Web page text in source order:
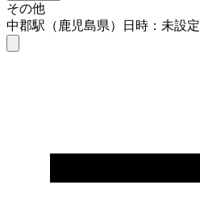
その他
中郡駅（鹿児島県）
日時：未設定